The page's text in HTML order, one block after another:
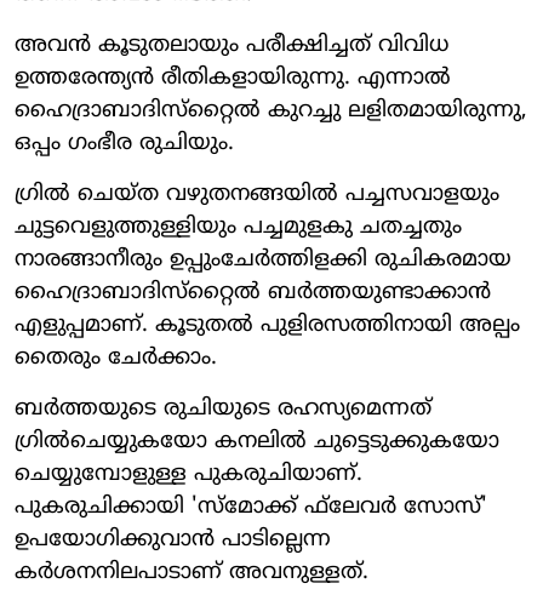
അവന്‍ കൂടുതലായും പരീക്ഷിച്ചത് വിവിധ
ഉത്തരേന്ത്യന്‍ രീതികളായിരുന്നു. എന്നാല്‍
ഹൈദ്രാബാദിസ്‌റ്റൈല്‍ കുറച്ചു ലളിതമായിരുന്നു,
ഒപ്പം ഗംഭീര രുചിയും.
ഗ്രില്‍ ചെയ്ത വഴുതനങ്ങയില്‍ പച്ചസവാളയും
ചുട്ടവെളുത്തുള്ളിയും പച്ചമുളകു ചതച്ചതും
നാരങ്ങാനീരും ഉപ്പുംചേര്‍ത്തിളക്കി രുചികരമായ
ഹൈദ്രാബാദിസ്‌റ്റൈല്‍ ബര്‍ത്തയുണ്ടാക്കാന്‍
എളുപ്പമാണ്. കൂടുതല്‍ പുളിരസത്തിനായി അല്പം
തൈരും ചേര്‍ക്കാം.
ബര്‍ത്തയുടെ രുചിയുടെ രഹസ്യമെന്നത്
ഗ്രില്‍ചെയ്യുകയോ കനലില്‍ ചുട്ടെടുക്കുകയോ
ചെയ്യുമ്പോളുള്ള പുകരുചിയാണ്.
പുകരുചിക്കായി 'സ്‌മോക്ക് ഫ്‌ലേവര്‍ സോസ്'
ഉപയോഗിക്കുവാന്‍ പാടില്ലെന്ന
കര്‍ശനനിലപാടാണ് അവനുള്ളത്.